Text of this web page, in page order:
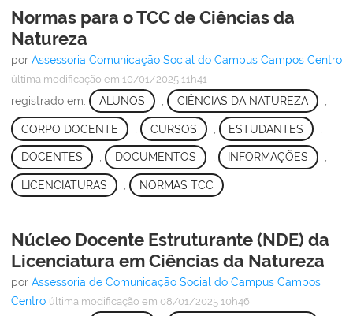
Normas para o TCC de Ciências da
Natureza
por Assessoria Comunicação Social do Campus Campos Centro
última modificação em 10/01/2025 11h41
registrado em: ALUNOS CIÊNCIAS DA NATUREZA
CORPO DOCENTE CURSOS ESTUDANTES
DOCENTES , DOCUMENTOS , INFORMAÇÕES ,
LICENCIATURAS NORMAS TCC
Núcleo Docente Estruturante (NDE) da
Licenciatura em Ciências da Natureza
por Assessoria de Comunicação Social do Campus Campos
Centro última modificação em 08/01/2025 10h46